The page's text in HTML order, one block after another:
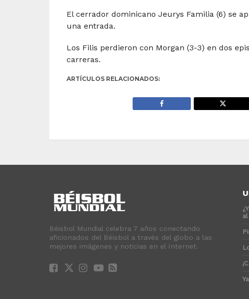
El cerrador dominicano Jeurys Familia (6) se
una entrada.
Los Filis perdieron con Morgan (3-3) en dos
carreras.
ARTÍCULOS RELACIONADOS:
Béisbol Mundial celebra 7 años conectando
aficionados del Béisbol a través del globo a las
mejores imágenes y noticias en el Internet.